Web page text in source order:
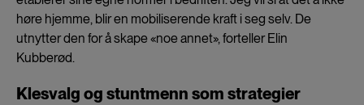
høre hjemme, blir en mobiliserende kraft i seg selv. De
utnytter den for å skape «noe annet», forteller Elin
Kubberød.
Klesvalg og stuntmenn som strategier